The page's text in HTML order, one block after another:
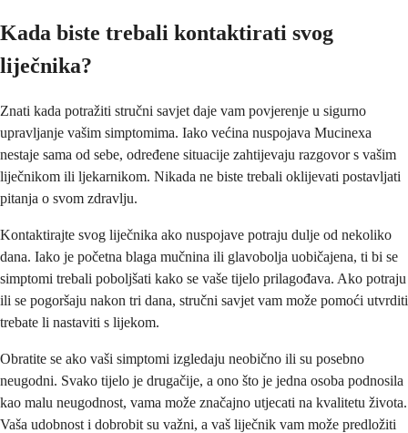
Kada biste trebali kontaktirati svog
liječnika?
Znati kada potražiti stručni savjet daje vam povjerenje u sigurno
upravljanje vašim simptomima. Iako većina nuspojava Mucinexa
nestaje sama od sebe, određene situacije zahtijevaju razgovor s vašim
liječnikom ili ljekarnikom. Nikada ne biste trebali oklijevati postavljati
pitanja o svom zdravlju.
Kontaktirajte svog liječnika ako nuspojave potraju dulje od nekoliko
dana. Iako je početna blaga mučnina ili glavobolja uobičajena, ti bi se
simptomi trebali poboljšati kako se vaše tijelo prilagođava. Ako potraju
ili se pogoršaju nakon tri dana, stručni savjet vam može pomoći utvrditi
trebate li nastaviti s lijekom.
Obratite se ako vaši simptomi izgledaju neobično ili su posebno
neugodni. Svako tijelo je drugačije, a ono što je jedna osoba podnosila
kao malu neugodnost, vama može značajno utjecati na kvalitetu života.
Vaša udobnost i dobrobit su važni, a vaš liječnik vam može predložiti